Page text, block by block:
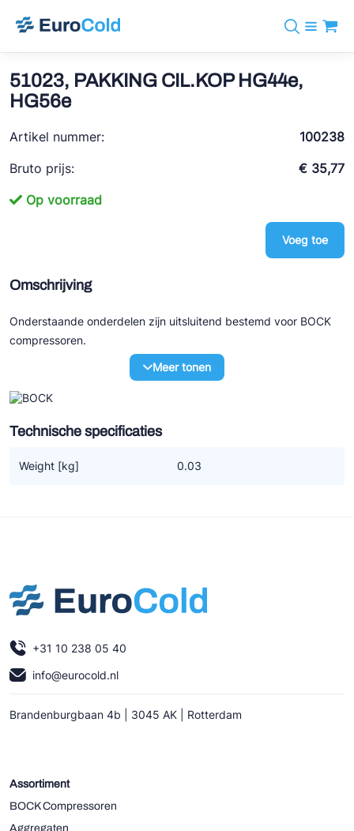
info@eurocold.nl
Merken
BOCK
REFFLEX®
Doucette Industries
ESK Schultze
TEKLAB
Koudemiddelen
Diensten
Nieuws
Over ons
51023, PAKKING CIL.KOP HG44e,
HG56e
Artikel nummer:
100238
Bruto prijs:
€ 35,77
Op voorraad
Voeg toe
Omschrijving
Onderstaande onderdelen zijn uitsluitend bestemd voor BOCK
compressoren.
Meer tonen
Technische specificaties
Weight [kg] 0.03
+31 10 238 05 40
info@eurocold.nl
Brandenburgbaan 4b | 3045 AK | Rotterdam
Assortiment
BOCK Compressoren
Aggregaten